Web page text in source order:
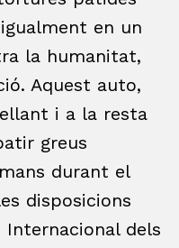
en un
la humanitat,
Aquest auto,
i a la resta
greus
durant el
disposicions
Internacional dels